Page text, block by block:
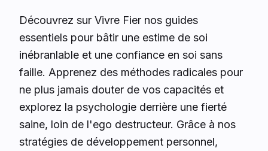
Découvrez sur Vivre Fier nos guides
essentiels pour bâtir une estime de soi
inébranlable et une confiance en soi sans
faille. Apprenez des méthodes radicales pour
ne plus jamais douter de vos capacités et
explorez la psychologie derrière une fierté
saine, loin de l'ego destructeur. Grâce à nos
stratégies de développement personnel,